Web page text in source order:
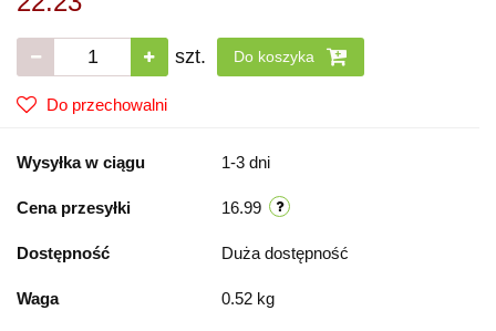
szt. Do koszyka
Do przechowalni
Wysyłka w ciągu 1-3 dni
Cena przesyłki 16.99
Dostępność Duża dostępność
Waga 0.52 kg